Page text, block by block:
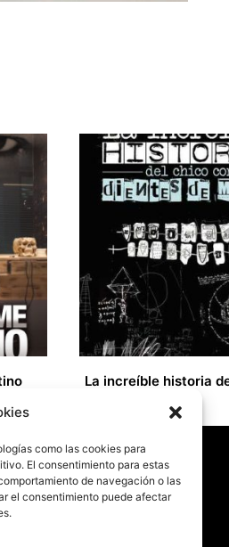
como las cookies para
El consentimiento para estas
de navegación o las
el consentimiento puede afectar
La editorial